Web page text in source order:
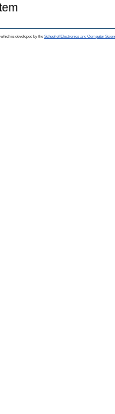
which is developed by the School of Electronics and Computer